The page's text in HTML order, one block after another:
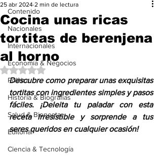
Contenido
Nacionales
Internacionales
Economía & Negocios
Política
Historia & Biografías
Salud & Bienestar
Editorial
Ciencia & Tecnología
Cocina unas ricas
tortitas de berenjena
al horno
25 abr 2024 2 min de lectura
Obtuvo NaN de 5 estrellas.
Descubre como preparar unas exquisitas
tortitas con ingredientes simples y pasos
fáciles. ¡Deleita tu paladar con esta
receta irresistible y sorprende a tus
seres queridos en cualquier ocasión!